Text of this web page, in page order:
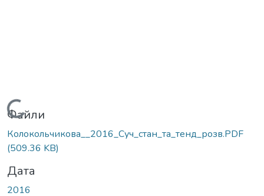
Вантажиться...
Файли
Колокольчикова__2016_Суч_стан_та_тенд_розв.PDF
(509.36 KB)
Дата
2016